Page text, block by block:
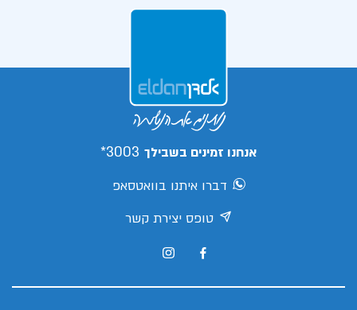
אנחנו זמינים בשבילך 3003*
דברו איתנו בוואטסאפ
טופס יצירת קשר